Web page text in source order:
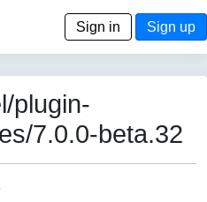
Sign in Sign up
plugin-
7.0.0-beta.32